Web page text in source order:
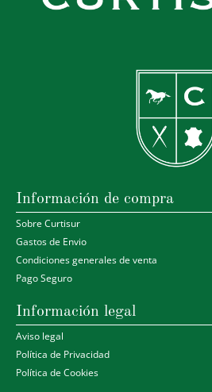
Información de compra
Sobre Curtisur
Gastos de Envio
Condiciones generales de venta
Pago Seguro
Información legal
Aviso legal
Política de Privacidad
Política de Cookies